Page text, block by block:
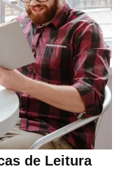
de Leitura